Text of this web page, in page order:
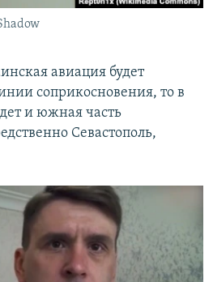
авиация будет
соприкосновения, то в
и южная часть
Севастополь,